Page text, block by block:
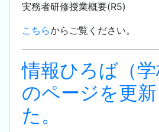
実務者研修授業概要(R5)
こちらからご覧ください。
情報ひろば（学
のページを更
た。